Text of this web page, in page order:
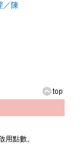
／陳
點數。